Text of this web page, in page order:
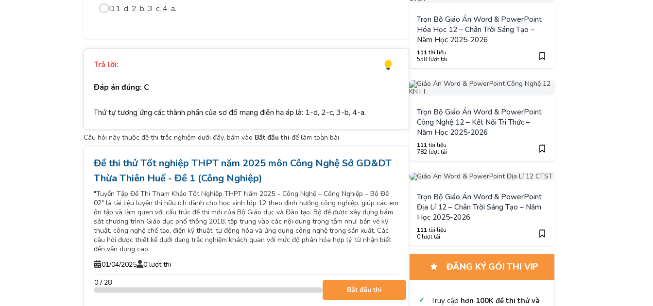
D.1-d, 2-b, 3-c, 4-a.
Trả lời:
Đáp án đúng: C
Thứ tự tương ứng các thành phần của sơ đồ mạng điện hạ áp là: 1-d, 2-c, 3-b, 4-a.
Câu hỏi này thuộc đề thi trắc nghiệm dưới đây, bấm vào Bắt đầu thi để làm toàn bài
Đề thi thử Tốt nghiệp THPT năm 2025 môn Công Nghệ Sở GD&DT
Thừa Thiên Huế - Đề 1 (Công Nghiệp)
"Tuyển Tập Đề Thi Tham Khảo Tốt Nghiệp THPT Năm 2025 – Công Nghệ – Công Nghiệp – Bộ Đề
02" là tài liệu luyện thi hữu ích dành cho học sinh lớp 12 theo định hướng công nghiệp, giúp các em
ôn tập và làm quen với cấu trúc đề thi mới của Bộ Giáo dục và Đào tạo. Bộ đề được xây dựng bám
sát chương trình Giáo dục phổ thông 2018, tập trung vào các nội dung trọng tâm như: bản vẽ kỹ
thuật, công nghệ chế tạo, điện kỹ thuật, tự động hóa và ứng dụng công nghệ trong sản xuất. Các
câu hỏi được thiết kế dưới dạng trắc nghiệm khách quan với mức độ phân hóa hợp lý, từ nhận biết
đến vận dụng cao.
01/04/2025
0 lượt thi
0 / 28
Bắt đầu thi
Trọn Bộ Giáo Án Word & PowerPoint
Hóa Học 12 – Chân Trời Sáng Tạo –
Năm Học 2025-2026
111tài liệu
558 lượt tải
Trọn Bộ Giáo Án Word & PowerPoint
Công Nghệ 12 – Kết Nối Tri Thức –
Năm Học 2025-2026
111tài liệu
782 lượt tải
Trọn Bộ Giáo Án Word & PowerPoint
Địa Lí 12 – Chân Trời Sáng Tạo – Năm
Học 2025-2026
111tài liệu
0 lượt tải
ĐĂNG KÝ GÓI THI VIP
Truy cập hơn 100K đề thi thử và